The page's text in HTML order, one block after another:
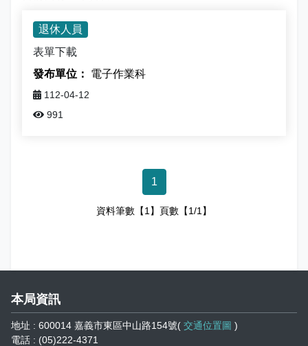
娛樂稅
退稅專區
稅務行事曆
書表下載
e觸即發跨域稅務通
繳納證明
智能櫃員機
稅籍異動即時通
政府資訊公開專區
徵才快訊
有獎徵答
不動產移轉專區
納稅者權利保護專區
行政救濟專區
人事園地
性騷擾及職場霸凌分類
志工園地
首長簡介
副局長簡介
經營理念
績優人員
首長信箱
退休人員
表單下載
電子作業科
112-04-12
991
1
資料筆數【1】頁數【1/1】
本局資訊
地址 : 600014 嘉義市東區中山路154號( 交通位置圖 )
電話 : (05)222-4371